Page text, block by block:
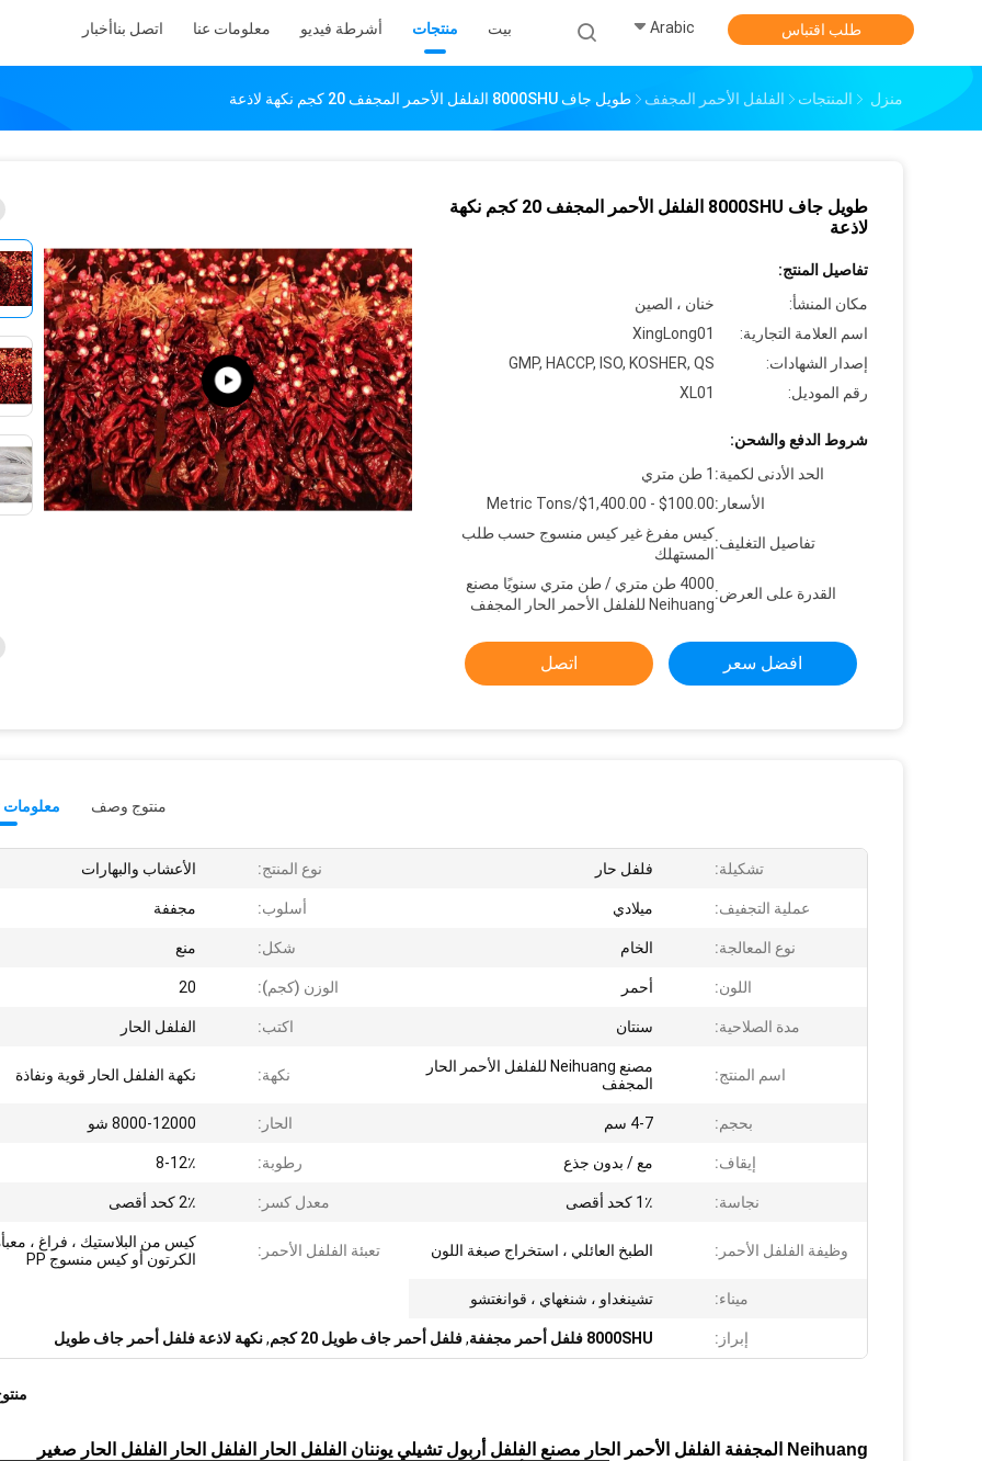
بيت منتجات أشرطة فيديو معلومات عنا اتصل بناأخبار Arabic طلب اقتباس
منزل المنتجات الفلفل الأحمر المجفف طويل جاف 8000SHU الفلفل الأحمر المجفف 20 كجم نكهة لاذعة
طويل جاف 8000SHU الفلفل الأحمر المجفف 20 كجم نكهة
لاذعة
تفاصيل المنتج:
مكان المنشأ:
خنان ، الصين
اسم العلامة التجارية:
XingLong01
إصدار الشهادات:
GMP, HACCP, ISO, KOSHER, QS
رقم الموديل:
XL01
شروط الدفع والشحن:
الحد الأدنى لكمية: 1 طن متري
الأسعار:$100.00 - $1,400.00/Metric Tons
تفاصيل التغليف:
كيس مفرغ غير كيس منسوج حسب طلب
المستهلك
القدرة على العرض:
4000 طن متري / طن متري سنويًا مصنع
Neihuang للفلفل الأحمر الحار المجفف
افضل سعر اتصل
معلومات منتوج وصف
تشكيلة: فلفل حار نوع المنتج: الأعشاب والبهارات
عملية التجفيف: ميلادي أسلوب: مجففة
نوع المعالجة: الخام شكل: منع
اللون: أحمر الوزن (كجم): 20
مدة الصلاحية: سنتان اكتب: الفلفل الحار
اسم المنتج:
مصنع Neihuang للفلفل الأحمر الحار
المجفف
نكهة: نكهة الفلفل الحار قوية ونفاذة
بحجم: 4-7 سم الحار: 8000-12000 شو
إيقاف: مع / بدون جذع رطوبة: 8-12٪
نجاسة: 1٪ كحد أقصى معدل كسر: 2٪ كحد أقصى
وظيفة الفلفل الأحمر: الطبخ العائلي ، استخراج صبغة اللون تعبئة الفلفل الأحمر:
كيس من البلاستيك ، فراغ ،
الكرتون أو كيس منسوج PP
ميناء: تشينغداو ، شنغهاي ، قوانغتشو
إبراز: 8000SHU فلفل أحمر مجففة ,فلفل أحمر جاف طويل 20 كجم ,نكهة لاذعة فلفل أحمر جاف طويل
Neihuang المجففة الفلفل الأحمر الحار مصنع الفلفل أربول تشيلي يوننان الفلفل الحار الفلفل الحار الفلفل الحار صغير